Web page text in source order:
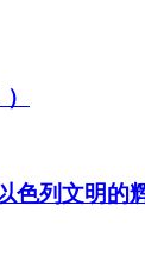
列文明的